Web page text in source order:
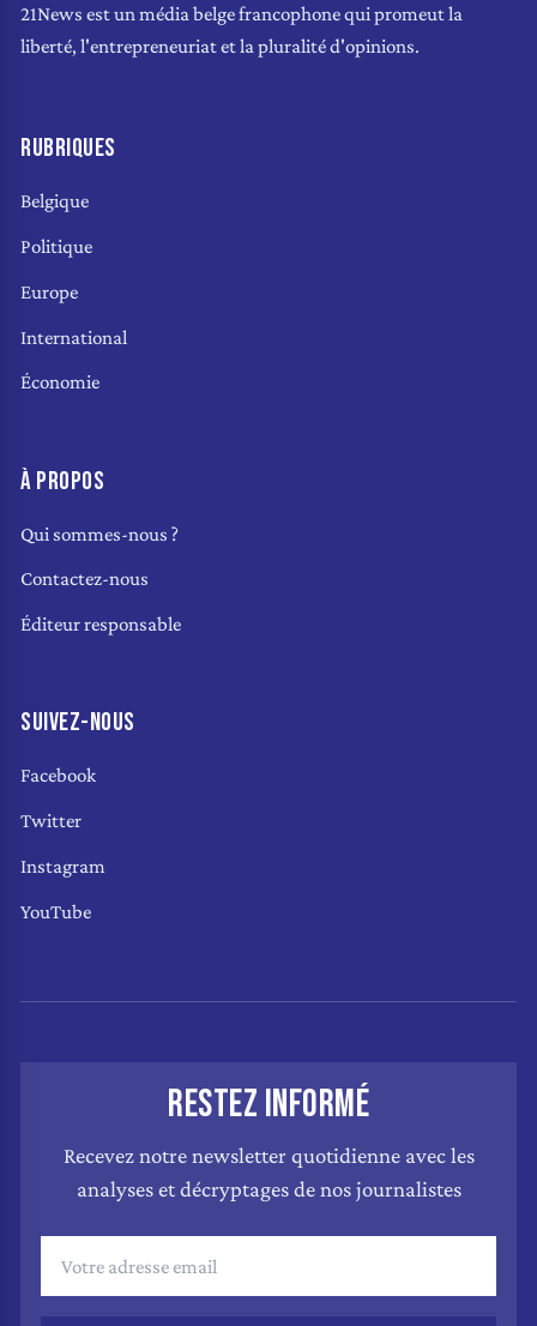
21News est un média belge francophone qui promeut la
liberté, l'entrepreneuriat et la pluralité d'opinions.
RUBRIQUES
Belgique
Politique
Europe
International
Économie
À PROPOS
Qui sommes-nous ?
Contactez-nous
Éditeur responsable
SUIVEZ-NOUS
Facebook
Twitter
Instagram
YouTube
RESTEZ INFORMÉ
Recevez notre newsletter quotidienne avec les
analyses et décryptages de nos journalistes